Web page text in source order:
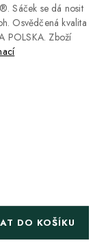
Sáček se dá nosit
Osvědčená kvalita
POLSKA. Zboží
DO KOŠÍKU